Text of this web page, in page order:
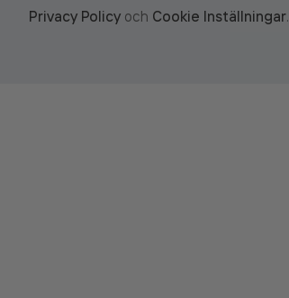
Privacy Policy och Cookie Inställningar.